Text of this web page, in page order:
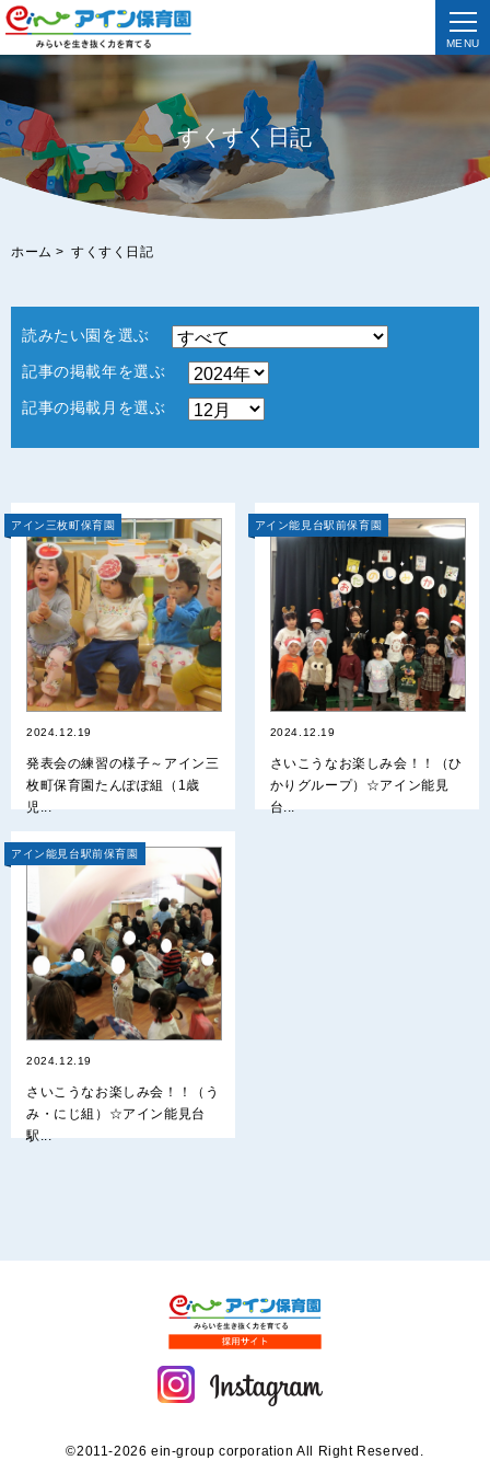
MENU
すくすく日記
ホーム > すくすく日記
読みたい園を選ぶ
記事の掲載年を選ぶ
記事の掲載月を選ぶ
アイン三枚町保育園
2024.12.19
発表会の練習の様子～アイン三
枚町保育園たんぽぽ組（1歳
児...
アイン能見台駅前保育園
2024.12.19
さいこうなお楽しみ会！！（ひ
かりグループ）☆アイン能見
台...
アイン能見台駅前保育園
2024.12.19
さいこうなお楽しみ会！！（う
み・にじ組）☆アイン能見台
駅...
©2011-2026 ein-group corporation All Right Reserved.